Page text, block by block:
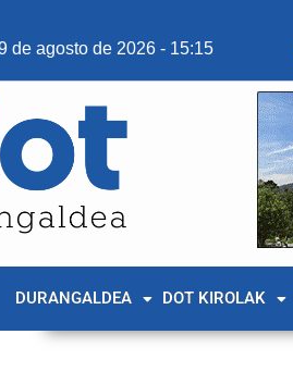
de agosto de 2026 - 15:15
DURANGALDEA DOT KIROLAK